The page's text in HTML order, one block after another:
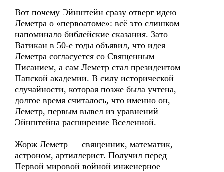
Вот почему Эйнштейн сразу отверг идею
Леметра о «первоатоме»: всё это слишком
напоминало библейские сказания. Зато
Ватикан в 50-е годы объявил, что идея
Леметра согласуется со Священным
Писанием, а сам Леметр стал президентом
Папской академии. В силу исторической
случайности, которая позже была учтена,
долгое время считалось, что именно он,
Леметр, первым вывел из уравнений
Эйнштейна расширение Вселенной.
Жорж Леметр — священник, математик,
астроном, артиллерист. Получил перед
Первой мировой войной инженерное